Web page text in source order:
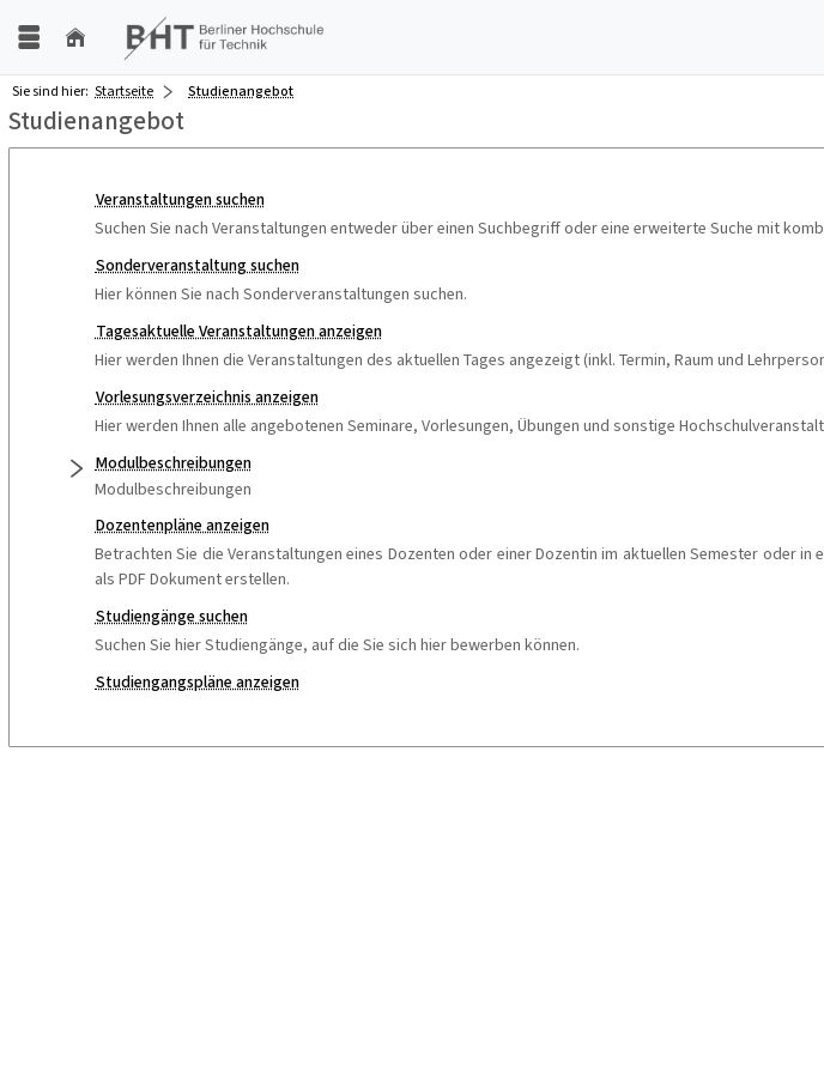
Sie sind hier: Startseite Studienangebot
Studienangebot
Veranstaltungen suchen
Suchen Sie nach Veranstaltungen entweder über einen Suchbegriff oder eine erweiterte Suche mit
Sonderveranstaltung suchen
Hier können Sie nach Sonderveranstaltungen suchen.
Tagesaktuelle Veranstaltungen anzeigen
Hier werden Ihnen die Veranstaltungen des aktuellen Tages angezeigt (inkl. Termin, Raum und
Vorlesungsverzeichnis anzeigen
Hier werden Ihnen alle angebotenen Seminare, Vorlesungen, Übungen und sonstige
Modulbeschreibungen
Modulbeschreibungen
Dozentenpläne anzeigen
Betrachten Sie die Veranstaltungen eines Dozenten oder einer Dozentin im aktuellen Semester oder
als PDF Dokument erstellen.
Studiengänge suchen
Suchen Sie hier Studiengänge, auf die Sie sich hier bewerben können.
Studiengangspläne anzeigen